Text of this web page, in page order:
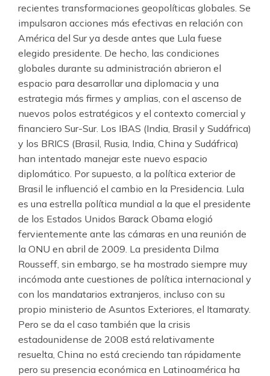
recientes transformaciones geopolíticas globales. Se
impulsaron acciones más efectivas en relación con
América del Sur ya desde antes que Lula fuese
elegido presidente. De hecho, las condiciones
globales durante su administración abrieron el
espacio para desarrollar una diplomacia y una
estrategia más firmes y amplias, con el ascenso de
nuevos polos estratégicos y el contexto comercial y
financiero Sur-Sur. Los IBAS (India, Brasil y Sudáfrica)
y los BRICS (Brasil, Rusia, India, China y Sudáfrica)
han intentado manejar este nuevo espacio
diplomático. Por supuesto, a la política exterior de
Brasil le influenció el cambio en la Presidencia. Lula
es una estrella política mundial a la que el presidente
de los Estados Unidos Barack Obama elogió
fervientemente ante las cámaras en una reunión de
la ONU en abril de 2009. La presidenta Dilma
Rousseff, sin embargo, se ha mostrado siempre muy
incómoda ante cuestiones de política internacional y
con los mandatarios extranjeros, incluso con su
propio ministerio de Asuntos Exteriores, el Itamaraty.
Pero se da el caso también que la crisis
estadounidense de 2008 está relativamente
resuelta, China no está creciendo tan rápidamente
pero su presencia económica en Latinoamérica ha